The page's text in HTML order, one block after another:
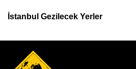
İstanbul Gezilecek Yerler